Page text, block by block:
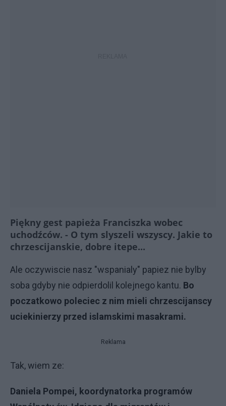
Piękny gest papieża Franciszka wobec
uchodźców. - O tym slyszeli wszyscy. Jakie to
chrzescijanskie, dobre itepe...
Ale oczywiscie nasz "wspanialy" papiez nie bylby
soba gdyby nie odpierdolil kolejnego kantu. Bo
poczatkowo poleciec z nim mieli chrzescijanscy
uciekinierzy przed islamskimi masakrami.
Reklama
Tak, wiem ze:
Daniela Pompei, koordynatorka programów